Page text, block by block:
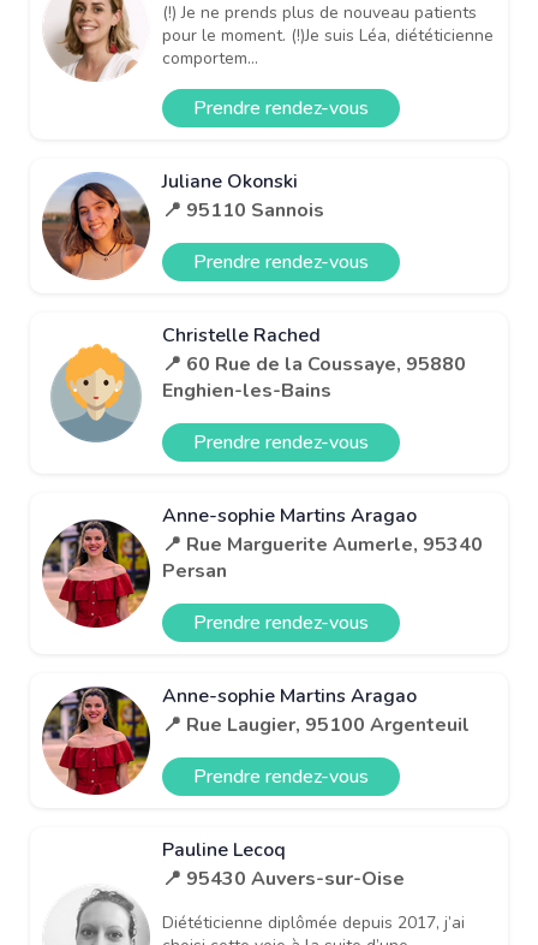
(!) Je ne prends plus de nouveau patients
pour le moment. (!)Je suis Léa, diététicienne
comportem...
Prendre rendez-vous
Juliane Okonski
📍 95110 Sannois
Prendre rendez-vous
Christelle Rached
📍 60 Rue de la Coussaye, 95880
Enghien-les-Bains
Prendre rendez-vous
Anne-sophie Martins Aragao
📍 Rue Marguerite Aumerle, 95340
Persan
Prendre rendez-vous
Anne-sophie Martins Aragao
📍 Rue Laugier, 95100 Argenteuil
Prendre rendez-vous
Pauline Lecoq
📍 95430 Auvers-sur-Oise
Diététicienne diplômée depuis 2017, j’ai